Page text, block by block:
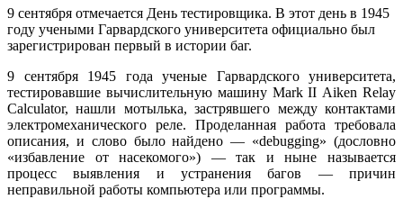
9 сентября отмечается День тестировщика. В этот день в 1945
году учеными Гарвардского университета официально был
зарегистрирован первый в истории баг.
9 сентября 1945 года ученые Гарвардского университета,
тестировавшие вычислительную машину Mark II Aiken Relay
Calculator, нашли мотылька, застрявшего между контактами
электромеханического реле. Проделанная работа требовала
описания, и слово было найдено — «debugging» (дословно
«избавление от насекомого») — так и ныне называется
процесс выявления и устранения багов — причин
неправильной работы компьютера или программы.